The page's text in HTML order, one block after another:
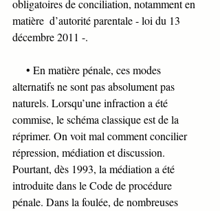
obligatoires de conciliation, notamment en
matière  d’autorité parentale - loi du 13
décembre 2011 -.
alternatifs ne sont pas absolument pas
naturels. Lorsqu’une infraction a été
commise, le schéma classique est de la
réprimer. On voit mal comment concilier
répression, médiation et discussion.
Pourtant, dès 1993, la médiation a été
introduite dans le Code de procédure
pénale. Dans la foulée, de nombreuses